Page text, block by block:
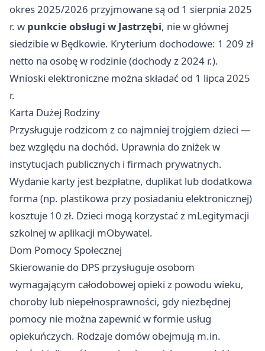
okres 2025/2026 przyjmowane są od 1 sierpnia 2025
r. w punkcie obsługi w Jastrzębi, nie w głównej
siedzibie w Będkowie. Kryterium dochodowe: 1 209 zł
netto na osobę w rodzinie (dochody z 2024 r.).
Wnioski elektroniczne można składać od 1 lipca 2025
r.
Karta Dużej Rodziny
Przysługuje rodzicom z co najmniej trojgiem dzieci —
bez względu na dochód. Uprawnia do zniżek w
instytucjach publicznych i firmach prywatnych.
Wydanie karty jest bezpłatne, duplikat lub dodatkowa
forma (np. plastikowa przy posiadaniu elektronicznej)
kosztuje 10 zł. Dzieci mogą korzystać z mLegitymacji
szkolnej w aplikacji mObywatel.
Dom Pomocy Społecznej
Skierowanie do DPS przysługuje osobom
wymagającym całodobowej opieki z powodu wieku,
choroby lub niepełnosprawności, gdy niezbędnej
pomocy nie można zapewnić w formie usług
opiekuńczych. Rodzaje domów obejmują m.in.